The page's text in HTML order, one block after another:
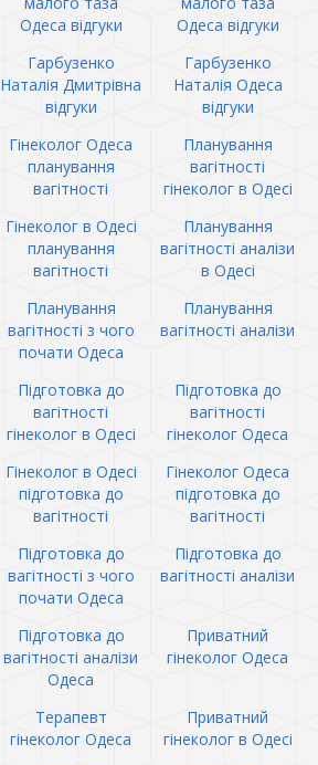
Одеса відгуки
Одеса відгуки
Гарбузенко
Наталія Дмитрівна
відгуки
Гарбузенко
Наталія Одеса
відгуки
Гінеколог Одеса
планування
вагітності
Планування
вагітності
гінеколог в Одесі
Гінеколог в Одесі
планування
вагітності
Планування
вагітності аналізи
в Одесі
Планування
вагітності з чого
почати Одеса
Планування
вагітності аналізи
Підготовка до
вагітності
гінеколог в Одесі
Підготовка до
вагітності
гінеколог Одеса
Гінеколог в Одесі
підготовка до
вагітності
Гінеколог Одеса
підготовка до
вагітності
Підготовка до
вагітності з чого
почати Одеса
Підготовка до
вагітності аналізи
Підготовка до
вагітності аналізи
Одеса
Приватний
гінеколог Одеса
Терапевт
гінеколог Одеса
Приватний
гінеколог в Одесі